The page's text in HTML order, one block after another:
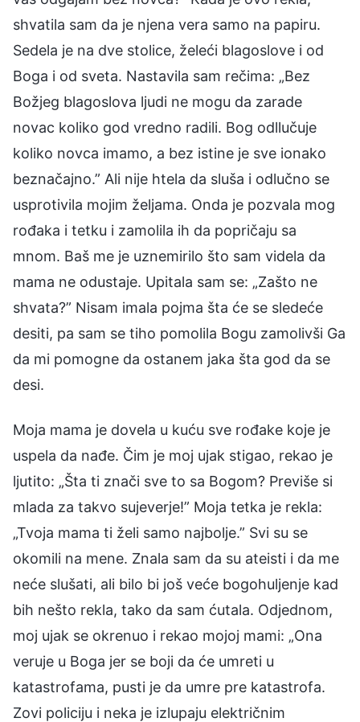
shvatila sam da je njena vera samo na papiru.
Sedela je na dve stolice, želeći blagoslove i od
Boga i od sveta. Nastavila sam rečima: „Bez
Božjeg blagoslova ljudi ne mogu da zarade
novac koliko god vredno radili. Bog odllučuje
koliko novca imamo, a bez istine je sve ionako
beznačajno.” Ali nije htela da sluša i odlučno se
usprotivila mojim željama. Onda je pozvala mog
rođaka i tetku i zamolila ih da popričaju sa
mnom. Baš me je uznemirilo što sam videla da
mama ne odustaje. Upitala sam se: „Zašto ne
shvata?” Nisam imala pojma šta će se sledeće
desiti, pa sam se tiho pomolila Bogu zamolivši Ga
da mi pomogne da ostanem jaka šta god da se
desi.
Moja mama je dovela u kuću sve rođake koje je
uspela da nađe. Čim je moj ujak stigao, rekao je
ljutito: „Šta ti znači sve to sa Bogom? Previše si
mlada za takvo sujeverje!” Moja tetka je rekla:
„Tvoja mama ti želi samo najbolje.” Svi su se
okomili na mene. Znala sam da su ateisti i da me
neće slušati, ali bilo bi još veće bogohuljenje kad
bih nešto rekla, tako da sam ćutala. Odjednom,
moj ujak se okrenuo i rekao mojoj mami: „Ona
veruje u Boga jer se boji da će umreti u
katastrofama, pusti je da umre pre katastrofa.
Zovi policiju i neka je izlupaju električnim